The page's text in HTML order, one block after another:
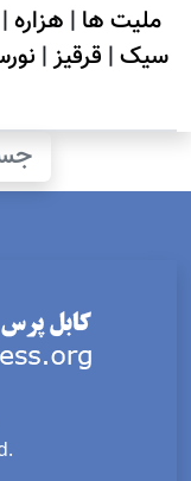
ملیت ها | هزاره|
سیک| قرقیز|